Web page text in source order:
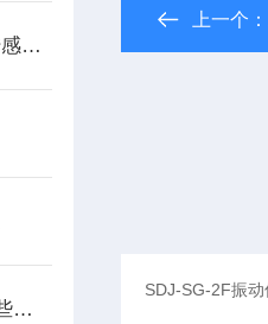
如何提高LVDT油动机位移传感器的精度？
壁挂式振动监测保护仪在哪些领域有广泛应用？
上一个：